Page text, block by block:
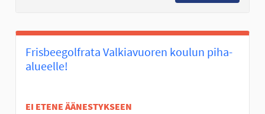
Frisbeegolfrata Valkiavuoren koulun piha-
alueelle!
EI ETENE ÄÄNESTYKSEEN